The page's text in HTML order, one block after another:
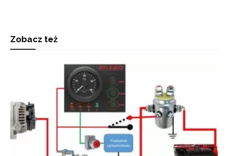
Zobacz też